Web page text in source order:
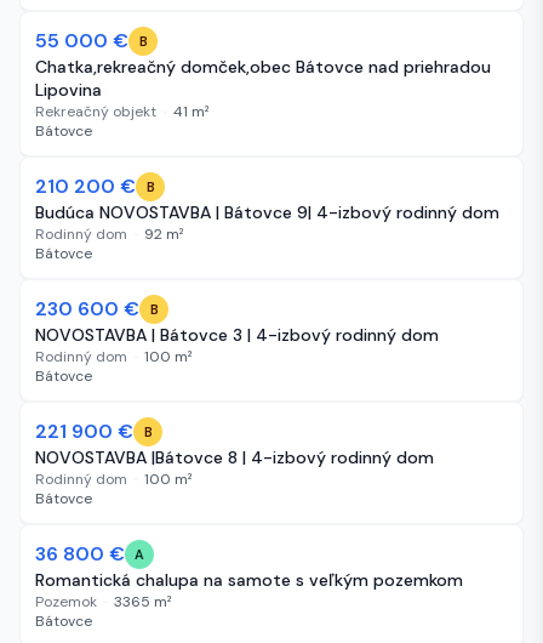
61 dní
55 000 € B
Chatka,rekreačný domček,obec Bátovce nad priehradou
Lipovina
Rekreačný objekt · 41 m²
Bátovce
61 dní
210 200 € B
Budúca NOVOSTAVBA | Bátovce 9| 4-izbový rodinný dom
Rodinný dom · 92 m²
Bátovce
61 dní
230 600 € B
NOVOSTAVBA | Bátovce 3 | 4-izbový rodinný dom
Rodinný dom · 100 m²
Bátovce
61 dní
221 900 € B
NOVOSTAVBA |Bátovce 8 | 4-izbový rodinný dom
Rodinný dom · 100 m²
Bátovce
73 dní
-3 000 €
36 800 € A
Romantická chalupa na samote s veľkým pozemkom
Pozemok · 3365 m²
Bátovce